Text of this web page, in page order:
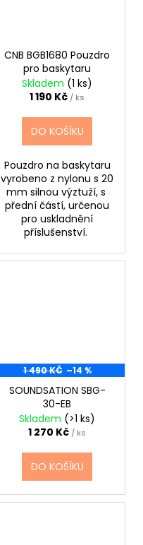
CNB BGB1680 Pouzdro
pro baskytaru
Skladem (1 ks)
1 190 Kč / ks
DO KOŠÍKU
Pouzdro na baskytaru
vyrobeno z nylonu s 20
mm silnou výztuží, s
přední částí, určenou
pro uskladnění
příslušenství.
1 490 KČ –14 %
SOUNDSATION SBG-
30-EB
Skladem (>1 ks)
1 270 Kč / ks
DO KOŠÍKU